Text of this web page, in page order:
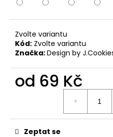
Zvolte variantu
Kód: Zvolte variantu
Značka:Design by
od 69 Kč
Zeptat se
D
o
p
o
č
u
m
e